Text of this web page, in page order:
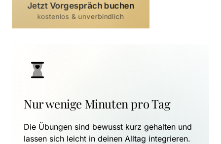
Jetzt Vorgespräch buchen
kostenlos & unverbindlich
Nur wenige Minuten pro Tag
Die Übungen sind bewusst kurz gehalten und
lassen sich leicht in deinen Alltag integrieren.